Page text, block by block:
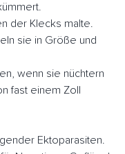
der Klecks malte.
sie in Größe und
wenn sie nüchtern
fast einem Zoll
Ektoparasiten.